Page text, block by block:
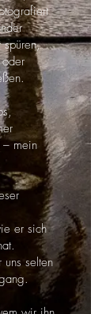
– mein
er sich
uns selten